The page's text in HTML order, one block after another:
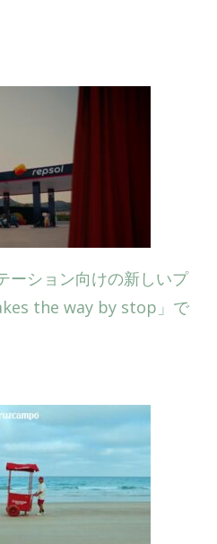
ーション向けの新しいプ
the way by stop」で